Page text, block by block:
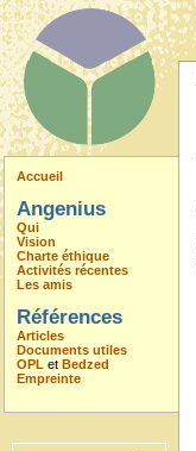
Accueil
Angenius
Qui
Vision
Charte éthique
Activités récentes
Les amis
Références
Articles
Documents utiles
OPL et Bedzed
Empreinte